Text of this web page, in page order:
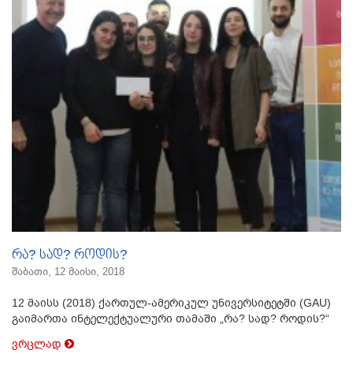
რა? სად? როდის?
შაბათი, 12 მაისი, 2018
12 მაისს (2018) ქართულ-ამერიკულ უნივერსიტეტში (GAU)
გაიმართა ინტელექტუალური თამაში „რა? სად? როდის?“
ვრცლად